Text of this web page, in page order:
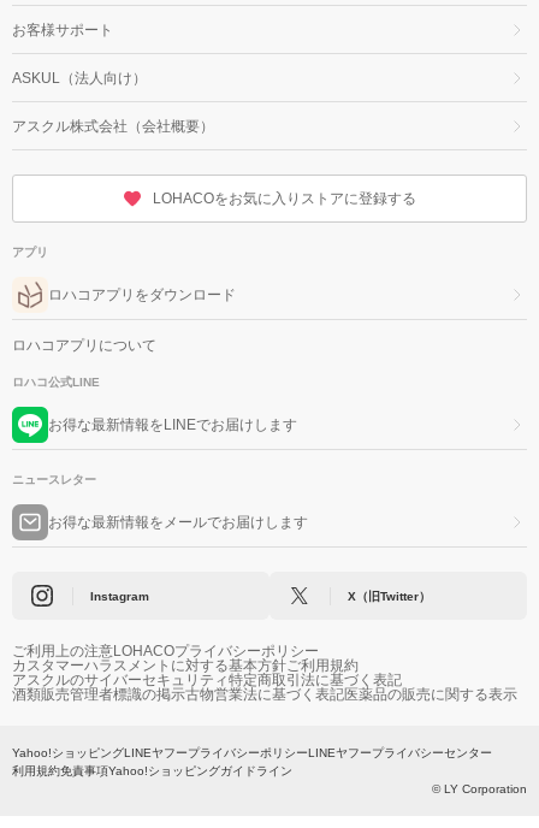
お客様サポート
ASKUL（法人向け）
アスクル株式会社（会社概要）
LOHACOをお気に入りストアに登録する
アプリ
ロハコアプリをダウンロード
ロハコアプリについて
ロハコ公式LINE
お得な最新情報をLINEでお届けします
ニュースレター
お得な最新情報をメールでお届けします
Instagram X（旧Twitter）
ご利用上の注意LOHACOプライバシーポリシー
カスタマーハラスメントに対する基本方針ご利用規約
アスクルのサイバーセキュリティ特定商取引法に基づく表記
酒類販売管理者標識の掲示古物営業法に基づく表記医薬品の販売に関する表示
Yahoo!ショッピングLINEヤフープライバシーポリシーLINEヤフープライバシーセンター
利用規約免責事項Yahoo!ショッピングガイドライン
© LY Corporation